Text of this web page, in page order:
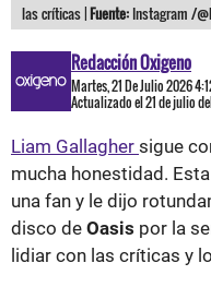
las críticas |Fuente: Instagram /
Redacción Oxigeno
Martes, 21 De Julio 2026
Actualizado el 21 de julio
Liam Gallagher sigue
mucha honestidad.
una fan y le dijo
disco de Oasis por la
lidiar con las críticas y